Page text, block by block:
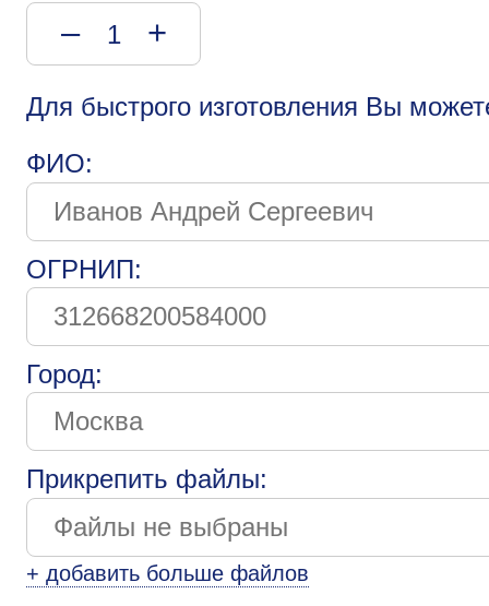
– +
Для быстрого изготовления Вы
ФИО:
ОГРНИП:
Город:
Прикрепить файлы:
+ добавить больше файлов